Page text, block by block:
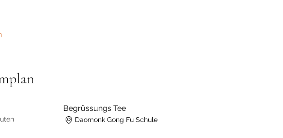
Begrüssungs Tee
Daomonk Gong Fu Schule